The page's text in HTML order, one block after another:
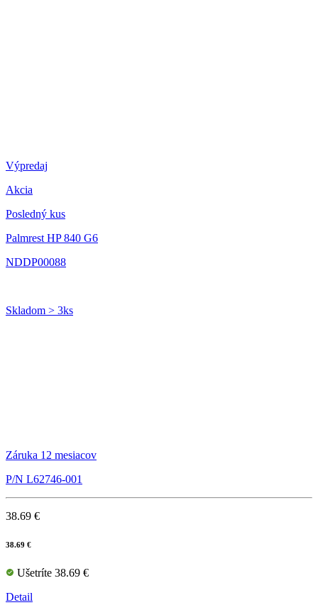
Výpredaj
Akcia
Posledný kus
Palmrest HP 840 G6
NDDP00088
Skladom > 3ks
Záruka 12 mesiacov
P/N L62746-001
38.69 €
38.69 €
Ušetríte 38.69 €
Detail